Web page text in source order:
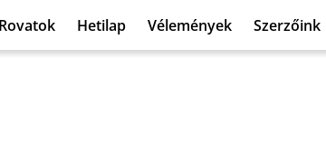
Rovatok Hetilap Vélemények Szerzőink